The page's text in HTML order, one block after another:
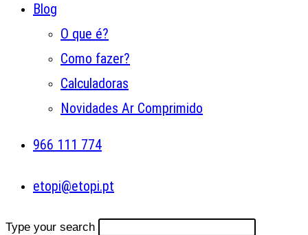
Blog
O que é?
Como fazer?
Calculadoras
Novidades Ar Comprimido
966 111 774
etopi@etopi.pt
Type your search